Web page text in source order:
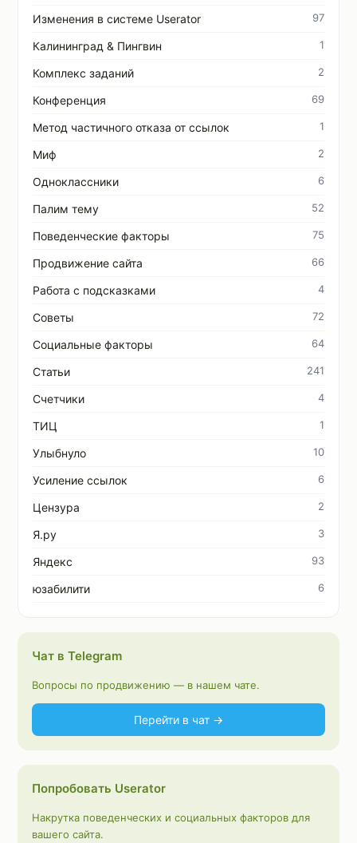
Изменения в системе Userator 97
Калининград & Пингвин 1
Комплекс заданий 2
Конференция 69
Метод частичного отказа от ссылок 1
Миф 2
Одноклассники 6
Палим тему 52
Поведенческие факторы 75
Продвижение сайта 66
Работа с подсказками 4
Советы 72
Социальные факторы 64
Статьи 241
Счетчики 4
ТИЦ 1
Улыбнуло 10
Усиление ссылок 6
Цензура 2
Я.ру 3
Яндекс 93
юзабилити 6
Чат в Telegram
Вопросы по продвижению — в нашем чате.
Перейти в чат →
Попробовать Userator
Накрутка поведенческих и социальных факторов для
вашего сайта.